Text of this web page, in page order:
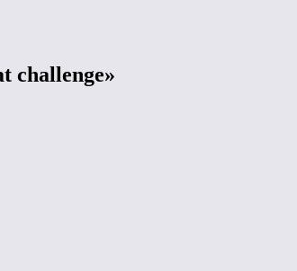
challenge»